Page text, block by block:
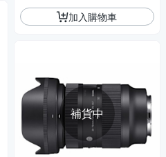
加入購物車
補貨中